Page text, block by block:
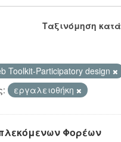
Ταξινόμηση κατά
Toolkit-Participatory design
εργαλειοθήκη
Φορέων